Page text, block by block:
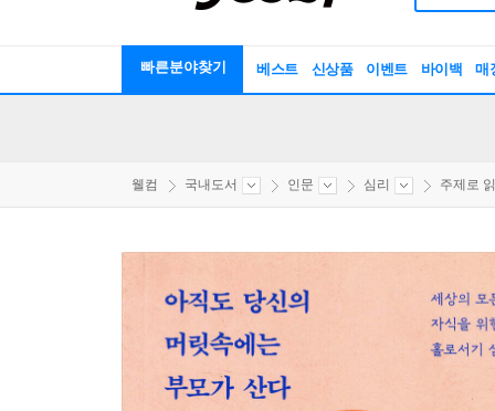
빠른분야찾기 베스트 신상품 이벤트 바이백 매
웰컴 국내도서 인문 심리 주제로